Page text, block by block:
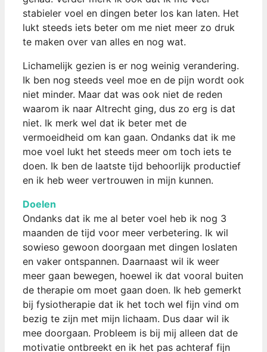
stabieler voel en dingen beter los kan laten. Het
lukt steeds iets beter om me niet meer zo druk
te maken over van alles en nog wat.
Lichamelijk gezien is er nog weinig verandering.
Ik ben nog steeds veel moe en de pijn wordt ook
niet minder. Maar dat was ook niet de reden
waarom ik naar Altrecht ging, dus zo erg is dat
niet. Ik merk wel dat ik beter met de
vermoeidheid om kan gaan. Ondanks dat ik me
moe voel lukt het steeds meer om toch iets te
doen. Ik ben de laatste tijd behoorlijk productief
en ik heb weer vertrouwen in mijn kunnen.
Doelen
Ondanks dat ik me al beter voel heb ik nog 3
maanden de tijd voor meer verbetering. Ik wil
sowieso gewoon doorgaan met dingen loslaten
en vaker ontspannen. Daarnaast wil ik weer
meer gaan bewegen, hoewel ik dat vooral buiten
de therapie om moet gaan doen. Ik heb gemerkt
bij fysiotherapie dat ik het toch wel fijn vind om
bezig te zijn met mijn lichaam. Dus daar wil ik
mee doorgaan. Probleem is bij mij alleen dat de
motivatie ontbreekt en ik het pas achteraf fijn